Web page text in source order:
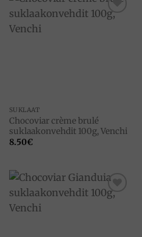
Add to
SUKLAAT
Chocoviar crème brulé
suklaakonvehdit 100g, Venchi
8.50€
Add to